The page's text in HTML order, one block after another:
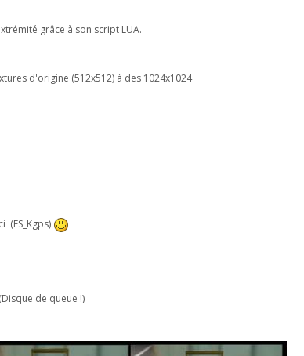
grâce à son script LUA.
d'origine (512x512) à des 1024x1024
(FS_Kgps)
de queue !)